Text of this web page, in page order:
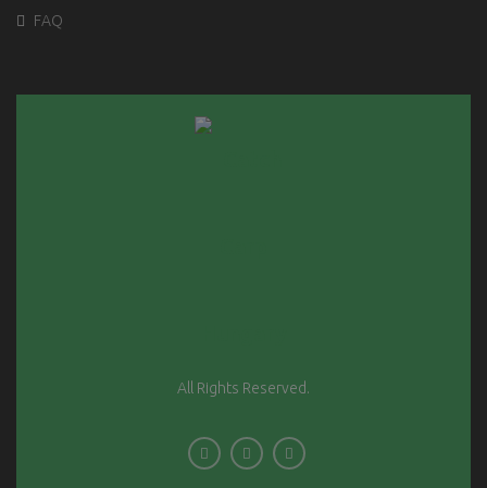
FAQ
All Rights Reserved.